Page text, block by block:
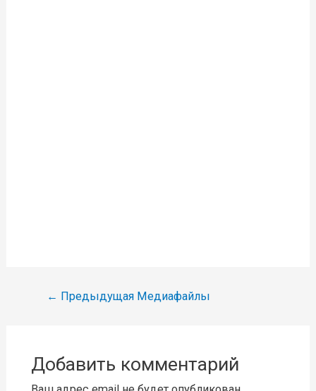
Навигация
← Предыдущая Медиафайлы
Добавить комментарий